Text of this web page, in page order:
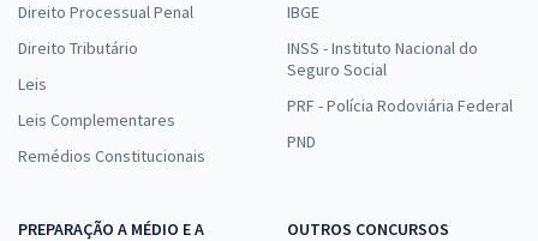
Direito Processual Penal
Direito Tributário
Leis
Leis Complementares
Remédios Constitucionais
IBGE
INSS - Instituto Nacional do
Seguro Social
PRF - Polícia Rodoviária Federal
PND
PREPARAÇÃO A MÉDIO E A
OUTROS CONCURSOS